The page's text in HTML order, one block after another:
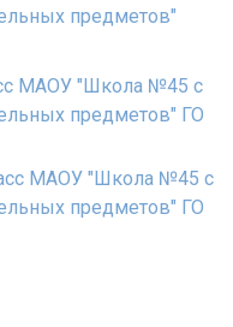
предметов"
МАОУ "Школа №45 с
предметов" ГО
МАОУ "Школа №45 с
предметов" ГО